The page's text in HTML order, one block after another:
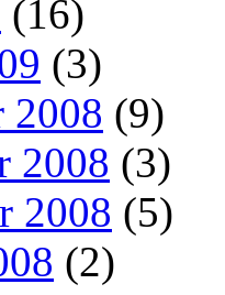
(16)
(3)
2008 (9)
2008 (3)
2008 (5)
(2)